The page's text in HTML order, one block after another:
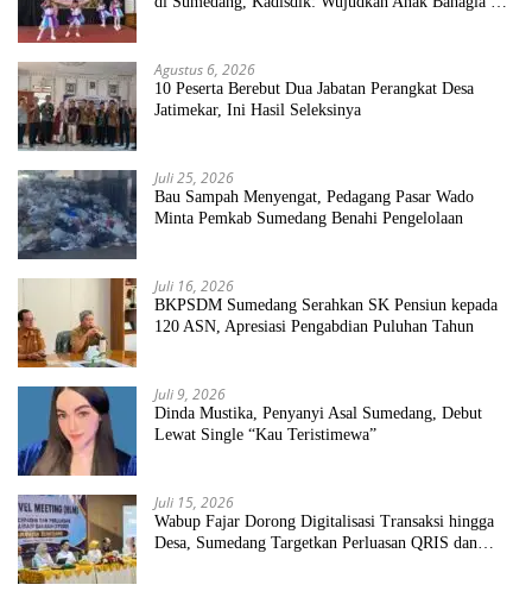
Agustus 6, 2026
10 Peserta Berebut Dua Jabatan Perangkat Desa
Jatimekar, Ini Hasil Seleksinya
Juli 25, 2026
Bau Sampah Menyengat, Pedagang Pasar Wado
Minta Pemkab Sumedang Benahi Pengelolaan
Juli 16, 2026
BKPSDM Sumedang Serahkan SK Pensiun kepada
120 ASN, Apresiasi Pengabdian Puluhan Tahun
Juli 9, 2026
Dinda Mustika, Penyanyi Asal Sumedang, Debut
Lewat Single “Kau Teristimewa”
Juli 15, 2026
Wabup Fajar Dorong Digitalisasi Transaksi hingga
Desa, Sumedang Targetkan Perluasan QRIS dan